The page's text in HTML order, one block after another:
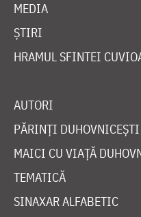
MEDIA
ȘTIRI
HRAMUL SFINTEI
AUTORI
PĂRINȚI DUHOVNICEȘTI
MAICI CU VIAȚĂ
TEMATICĂ
SINAXAR ALFABETIC